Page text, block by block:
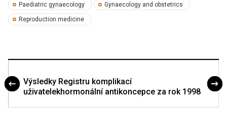
Paediatric gynaecology Gynaecology and obstetrics
Reproduction medicine
Výsledky Registru komplikací
uživatelekhormonální antikoncepce za rok 1998